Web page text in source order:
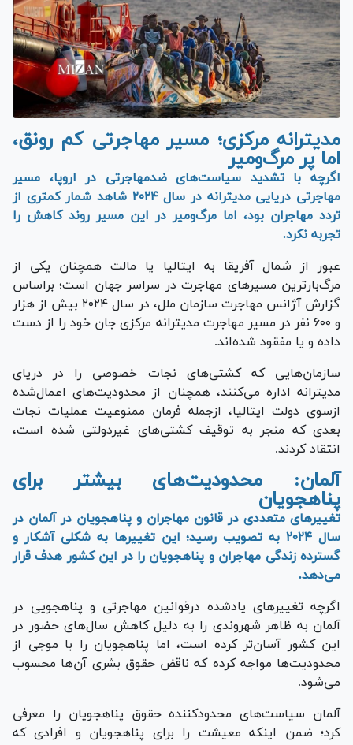
مدیترانه مرکزی؛ مسیر مهاجرتی کم رونق،
اما پر مرگ‌ومیر
اگرچه با تشدید سیاست‌های ضدمهاجرتی در اروپا، مسیر
مهاجرتی دریایی مدیترانه در سال ۲۰۲۴ شاهد شمار کمتری از
تردد مهاجران بود، اما مرگ‌ومیر در این مسیر روند کاهش را
تجربه نکرد.
عبور از شمال آفریقا به ایتالیا یا مالت همچنان یکی از
مرگ‌بارترین مسیر‌های مهاجرت در سراسر جهان است؛ براساس
گزارش آژانس مهاجرت سازمان ملل، در سال ۲۰۲۴ بیش از هزار
و ۶۰۰ نفر در مسیر مهاجرت مدیترانه مرکزی جان خود را از دست
داده و یا مفقود شده‌اند.
سازمان‌هایی که کشتی‌های نجات خصوصی را در دریای
مدیترانه اداره می‌کنند، همچنان از محدودیت‌های اعمال‌شده
ازسوی دولت ایتالیا، ازجمله فرمان ممنوعیت عملیات نجات
بعدی که منجر به توقیف کشتی‌های غیردولتی شده است،
انتقاد کردند.
آلمان: محدودیت‌های بیشتر برای
پناهجویان
تغییر‌های متعددی در قانون مهاجران و پناهجویان در آلمان در
سال ۲۰۲۴ به تصویب رسید؛ این تغییر‌ها به شکلی آشکار و
گسترده زندگی مهاجران و پناهجویان را در این کشور هدف قرار
می‌دهد.
اگرچه تغییر‌های یادشده درقوانین مهاجرتی و پناهجویی در
آلمان به ظاهر شهروندی را به دلیل کاهش سال‌های حضور در
این کشور آسان‌تر کرده است، اما پناهجویان را با موجی از
محدودیت‌ها مواجه کرده که ناقض حقوق بشری آن‌ها محسوب
می‌شود.
آلمان سیاست‌های محدودکننده حقوق پناهجویان را معرفی
کرد؛ ضمن اینکه معیشت را برای پناهجویان و افرادی که